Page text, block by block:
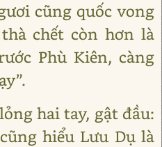
cũng quốc vong
chết còn hơn là
Phù Kiên, càng
hai tay, gật đầu:
hiểu Lưu Dụ là